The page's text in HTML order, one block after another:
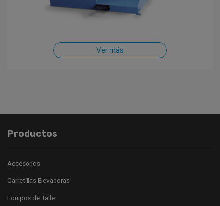
Ver más
Productos
Accesorios
Carretillas Elevadoras
Equipos de Taller